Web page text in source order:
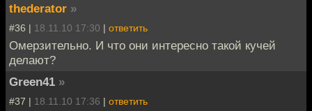
thederator »
#36 | 18.11.10 17:30 | ответить
Омерзительно. И что они интересно такой кучей
делают?
Green41 »
#37 | 18.11.10 17:36 | ответить